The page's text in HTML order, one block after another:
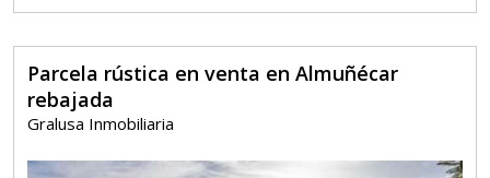
Parcela rústica en venta en Almuñécar
rebajada
Gralusa Inmobiliaria